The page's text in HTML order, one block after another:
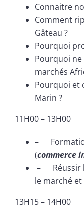
Connaitre
Comment
Gâteau ?
Pourquoi
Pourquoi
marchés
Pourquoi et
Marin ?
11H00 – 13H00
–
(commerce
– Réussir
le marché
13H15 – 14H00